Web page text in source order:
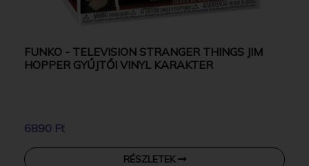
FUNKO - TELEVISION STRANGER THINGS JIM
HOPPER GYŰJTŐI VINYL KARAKTER
6890 Ft
RÉSZLETEK